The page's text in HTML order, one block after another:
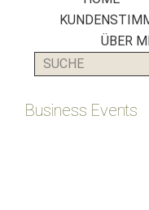
Manager
PR-
Agenturen
ÜBER
SUCHE
Business Events